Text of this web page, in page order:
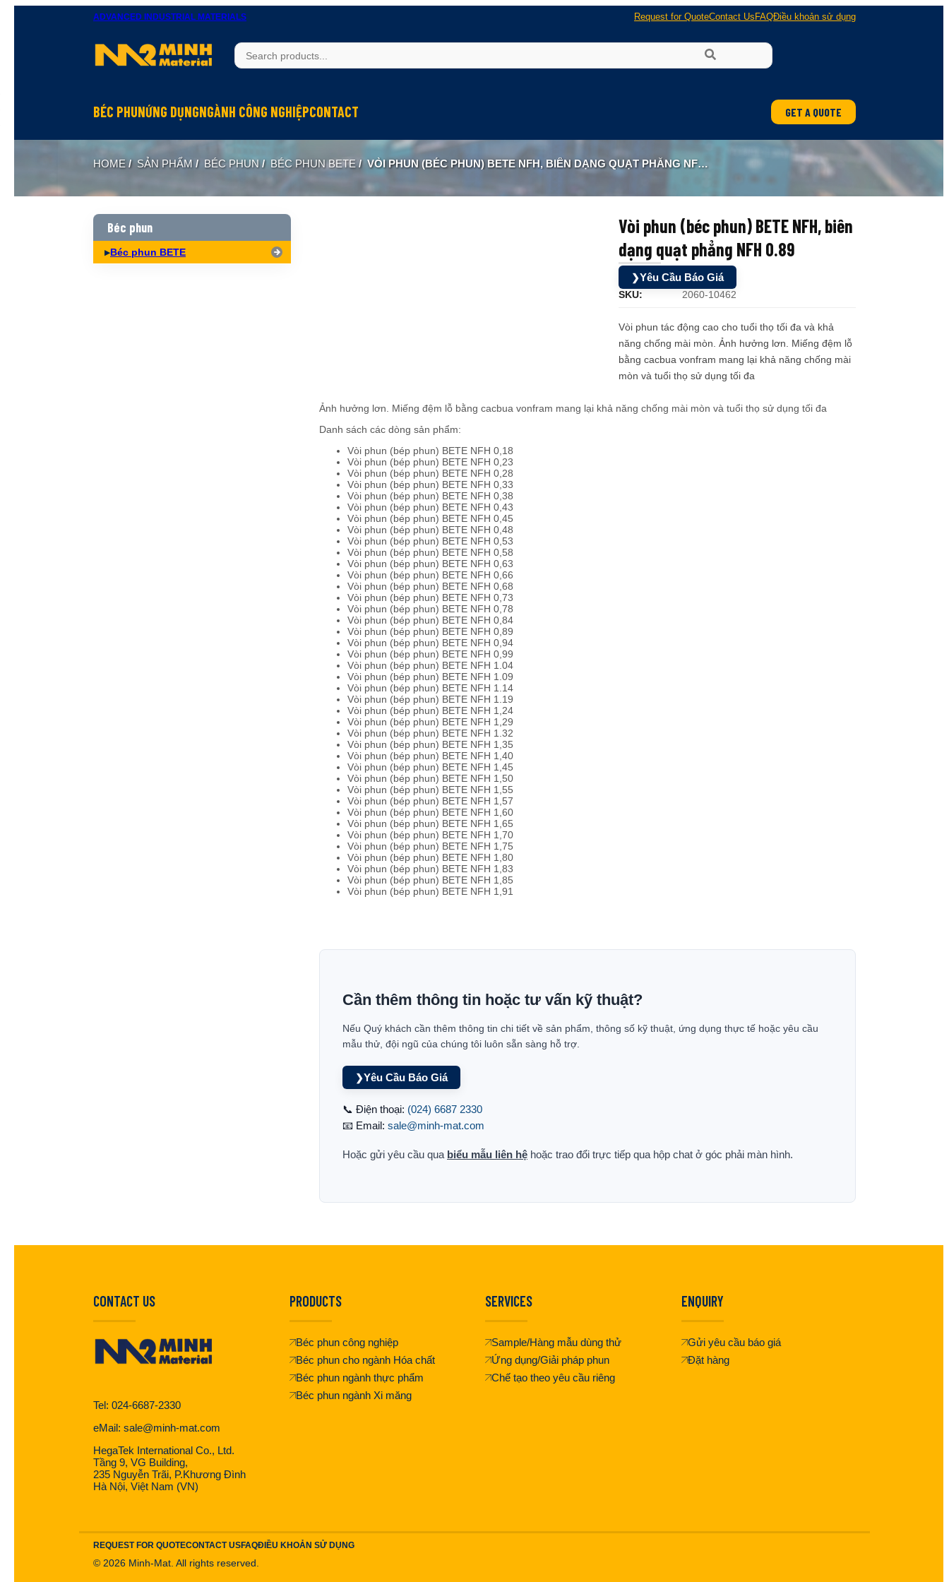
ADVANCED INDUSTRIAL MATERIALS Request for QuoteContact Us FAQĐiều khoản sử dụng
BÉC PHUN
Béc phun Đồng Brass
Béc phun Nhựa PP
Biên dạng hình nón đặc Full Cone
Biên dạng hình nón rỗng Hollow Cone
ỨNG DỤNG
Rửa bề mặt
Làm mát
Dập bụi
Phun hóa chất
NGÀNH CÔNG NGHIỆP
Hóa chất
Đóng tàu
Dệt may
CONTACT GET A QUOTE
HOME / SẢN PHẨM / BÉC PHUN / BÉC PHUN BETE / VÒI PHUN (BÉC PHUN) BETE NFH, BIÊN DẠNG QUẠT PHẲNG NFH 0.89
Béc phun
Béc phun BETE
Vòi phun (béc phun) BETE NFH, biên
dạng quạt phẳng NFH 0.89
❯Yêu Cầu Báo Giá
SKU: 2060-10462
Vòi phun tác động cao cho tuổi thọ tối đa và khả
năng chống mài mòn. Ảnh hưởng lơn. Miếng đệm lỗ
bằng cacbua vonfram mang lại khả năng chống mài
mòn và tuổi thọ sử dụng tối đa
Ảnh hưởng lơn. Miếng đệm lỗ bằng cacbua vonfram mang lại khả năng chống mài mòn và tuổi thọ sử dụng tối đa
Danh sách các dòng sản phẩm:
Vòi phun (bép phun) BETE NFH 0,18
Vòi phun (bép phun) BETE NFH 0,23
Vòi phun (bép phun) BETE NFH 0,28
Vòi phun (bép phun) BETE NFH 0,33
Vòi phun (bép phun) BETE NFH 0,38
Vòi phun (bép phun) BETE NFH 0,43
Vòi phun (bép phun) BETE NFH 0,45
Vòi phun (bép phun) BETE NFH 0,48
Vòi phun (bép phun) BETE NFH 0,53
Vòi phun (bép phun) BETE NFH 0,58
Vòi phun (bép phun) BETE NFH 0,63
Vòi phun (bép phun) BETE NFH 0,66
Vòi phun (bép phun) BETE NFH 0,68
Vòi phun (bép phun) BETE NFH 0,73
Vòi phun (bép phun) BETE NFH 0,78
Vòi phun (bép phun) BETE NFH 0,84
Vòi phun (bép phun) BETE NFH 0,89
Vòi phun (bép phun) BETE NFH 0,94
Vòi phun (bép phun) BETE NFH 0,99
Vòi phun (bép phun) BETE NFH 1.04
Vòi phun (bép phun) BETE NFH 1.09
Vòi phun (bép phun) BETE NFH 1.14
Vòi phun (bép phun) BETE NFH 1.19
Vòi phun (bép phun) BETE NFH 1,24
Vòi phun (bép phun) BETE NFH 1,29
Vòi phun (bép phun) BETE NFH 1.32
Vòi phun (bép phun) BETE NFH 1,35
Vòi phun (bép phun) BETE NFH 1,40
Vòi phun (bép phun) BETE NFH 1,45
Vòi phun (bép phun) BETE NFH 1,50
Vòi phun (bép phun) BETE NFH 1,55
Vòi phun (bép phun) BETE NFH 1,57
Vòi phun (bép phun) BETE NFH 1,60
Vòi phun (bép phun) BETE NFH 1,65
Vòi phun (bép phun) BETE NFH 1,70
Vòi phun (bép phun) BETE NFH 1,75
Vòi phun (bép phun) BETE NFH 1,80
Vòi phun (bép phun) BETE NFH 1,83
Vòi phun (bép phun) BETE NFH 1,85
Vòi phun (bép phun) BETE NFH 1,91
Cần thêm thông tin hoặc tư vấn kỹ thuật?
Nếu Quý khách cần thêm thông tin chi tiết về sản phẩm, thông số kỹ thuật, ứng dụng thực tế hoặc yêu cầu
mẫu thử, đội ngũ của chúng tôi luôn sẵn sàng hỗ trợ.
❯Yêu Cầu Báo Giá
📞 Điện thoại: (024) 6687 2330
📧 Email: sale@minh-mat.com
Hoặc gửi yêu cầu qua biểu mẫu liên hệ hoặc trao đổi trực tiếp qua hộp chat ở góc phải màn hình.
CONTACT US
Tel: 024-6687-2330
eMail: sale@minh-mat.com
HegaTek International Co., Ltd.
Tầng 9, VG Building,
235 Nguyễn Trãi, P.Khương Đình
Hà Nội, Việt Nam (VN)
PRODUCTS
Béc phun công nghiệp
Béc phun cho ngành Hóa chất
Béc phun ngành thực phẩm
Béc phun ngành Xi măng
SERVICES
Sample/Hàng mẫu dùng thử
Ứng dụng/Giải pháp phun
Chế tạo theo yêu cầu riêng
ENQUIRY
Gửi yêu cầu báo giá
Đặt hàng
REQUEST FOR QUOTECONTACT USFAQĐIỀU KHOẢN SỬ DỤNG
© 2026 Minh-Mat. All rights reserved.